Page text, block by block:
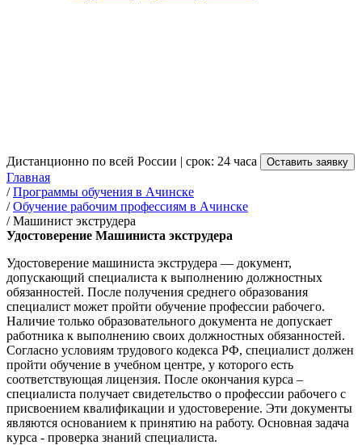
Дистанционно по всей России | срок: 24 часа Оставить заявку
Главная
/Программы обучения в Ачинске
/Обучение рабочим профессиям в Ачинске
/Машинист экструдера
Удостоверение Машиниста экструдера
Удостоверение машиниста экструдера — документ,
допускающий специалиста к выполнению должностных
обязанностей. После получения среднего образования
специалист может пройти обучение профессии рабочего.
Наличие только образовательного документа не допускает
работника к выполнению своих должностных обязанностей.
Согласно условиям трудового кодекса РФ, специалист должен
пройти обучение в учебном центре, у которого есть
соответствующая лицензия. После окончания курса –
специалиста получает свидетельство о профессии рабочего с
присвоением квалификации и удостоверение. Эти документы
являются основанием к принятию на работу. Основная задача
курса - проверка знаний специалиста.